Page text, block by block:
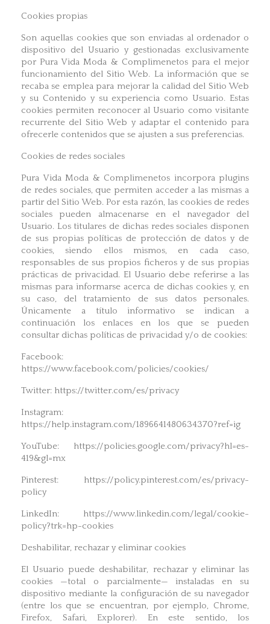
Cookies propias
Son aquellas cookies que son enviadas al ordenador o
dispositivo del Usuario y gestionadas exclusivamente
por Pura Vida Moda & Complimenetos para el mejor
funcionamiento del Sitio Web. La información que se
recaba se emplea para mejorar la calidad del Sitio Web
y su Contenido y su experiencia como Usuario. Estas
cookies permiten reconocer al Usuario como visitante
recurrente del Sitio Web y adaptar el contenido para
ofrecerle contenidos que se ajusten a sus preferencias.
Cookies de redes sociales
Pura Vida Moda & Complimenetos incorpora plugins
de redes sociales, que permiten acceder a las mismas a
partir del Sitio Web. Por esta razón, las cookies de redes
sociales pueden almacenarse en el navegador del
Usuario. Los titulares de dichas redes sociales disponen
de sus propias políticas de protección de datos y de
cookies, siendo ellos mismos, en cada caso,
responsables de sus propios ficheros y de sus propias
prácticas de privacidad. El Usuario debe referirse a las
mismas para informarse acerca de dichas cookies y, en
su caso, del tratamiento de sus datos personales.
Únicamente a título informativo se indican a
continuación los enlaces en los que se pueden
consultar dichas políticas de privacidad y/o de cookies:
Facebook:
https://www.facebook.com/policies/cookies/
Twitter: https://twitter.com/es/privacy
Instagram:
https://help.instagram.com/1896641480634370?ref=ig
YouTube: https://policies.google.com/privacy?hl=es-
419&gl=mx
Pinterest: https://policy.pinterest.com/es/privacy-
policy
LinkedIn: https://www.linkedin.com/legal/cookie-
policy?trk=hp-cookies
Deshabilitar, rechazar y eliminar cookies
El Usuario puede deshabilitar, rechazar y eliminar las
cookies —total o parcialmente— instaladas en su
dispositivo mediante la configuración de su navegador
(entre los que se encuentran, por ejemplo, Chrome,
Firefox, Safari, Explorer). En este sentido, los